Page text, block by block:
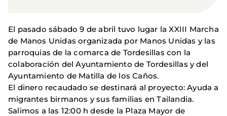
El pasado sábado 9 de abril tuvo lugar la XXIII Marcha
de Manos Unidas organizada por Manos Unidas y las
parroquias de la comarca de Tordesillas con la
colaboración del Ayuntamiento de Tordesillas y del
Ayuntamiento de Matilla de los Caños.
El dinero recaudado se destinará al proyecto: Ayuda a
migrantes birmanos y sus familias en Tailandia.
Salimos a las 12:00 h desde la Plaza Mayor de